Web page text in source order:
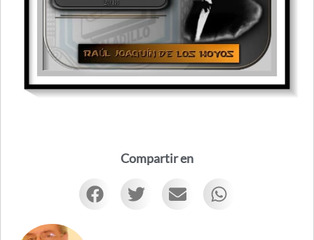
Compartir en